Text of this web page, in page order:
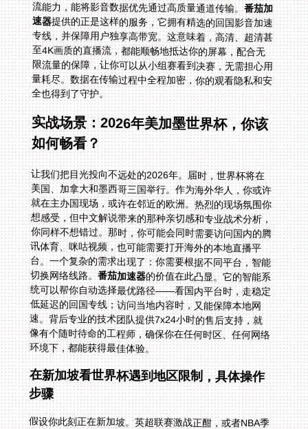
流能力，能将影音数据优先通过高质量通道传输。番茄加
速器提供的正是这样的服务，它拥有精选的回国影音加速
专线，并保障用户独享高带宽。这意味着，高清、超清甚
至4K画质的直播流，都能顺畅地抵达你的屏幕，配合无
限流量的保障，让你可以从小组赛看到决赛，无需担心用
量耗尽。数据在传输过程中全程加密，你的观看隐私和安
全也得到了守护。
实战场景：2026年美加墨世界杯，你该
如何畅看？
让我们把目光投向不远处的2026年。届时，世界杯将在
美国、加拿大和墨西哥三国举行。作为海外华人，你或许
就在主办国现场，或许在邻近的欧洲。热烈的现场氛围你
想感受，但中文解说带来的那种亲切感和专业战术分析，
你同样不想错过。那时，你可能会同时需要访问国内的腾
讯体育、咪咕视频，也可能需要打开海外的本地直播平
台。一个复杂的需求出现了：你需要根据不同平台，智能
切换网络线路。番茄加速器的价值在此凸显。它的智能系
统可以帮你自动选择最优路径——看国内平台时，走稳定
低延迟的回国专线；访问当地内容时，又能保障本地网
速。背后专业的技术团队提供7x24小时的售后支持，就
像有个随时待命的工程师，确保你在任何时区、任何网络
环境下，都能获得最佳体验。
在新加坡看世界杯遇到地区限制，具体操作
步骤
假设你此刻正在新加坡。英超联赛激战正酣，或者NBA季
后赛到了关键时刻。你发现常用的直播App无法使用。这
时，你的操作可以非常直接。首先，在你的设备上下载并